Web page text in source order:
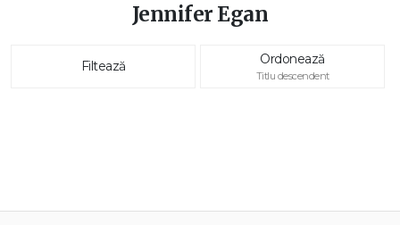
Jennifer Egan
Filtează Ordonează
Titlu descendent